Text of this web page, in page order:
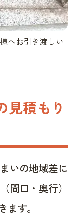
へお引き渡しい
見積もり
いの地域差に
間口・奥行）
す。